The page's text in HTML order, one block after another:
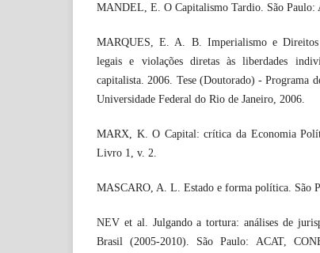
MANDEL, E. O Capitalismo Tardio. São Paulo:
MARQUES, E. A. B. Imperialismo e
legais e violações diretas às liberdades
capitalista. 2006. Tese (Doutorado) - Programa
Universidade Federal do Rio de Janeiro, 2006.
MARX, K. O Capital: crítica da Economia
Livro 1, v. 2.
MASCARO, A. L. Estado e forma política. São
NEV et al. Julgando a tortura: análises de
Brasil (2005-2010). São Paulo: ACAT,